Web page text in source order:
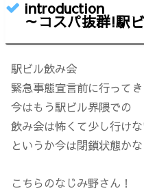
introduction
～コスパ抜群!駅
駅ビル飲み会
緊急事態宣言前に行って
今はもう駅ビル界隈での
飲み会は怖くて少し行け
というか今は閉鎖状態か
こちらのなじみ野さん！